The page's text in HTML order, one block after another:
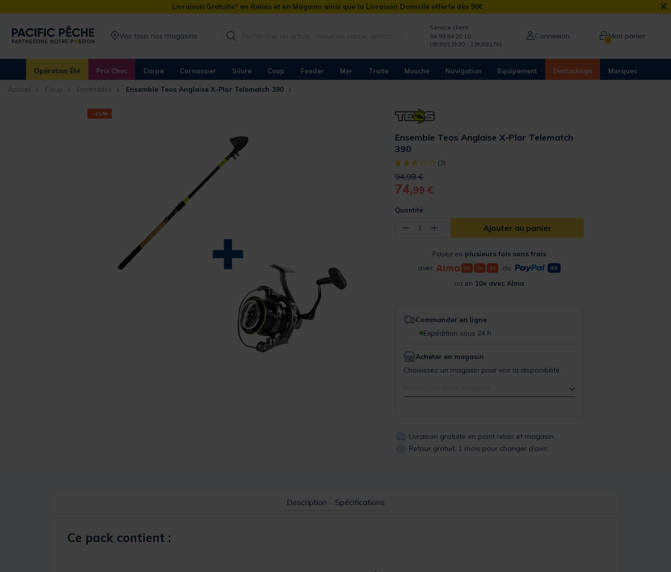
Livraison Gratuite* en Relais et en Magasin ainsi que la Livraison Domicile offerte dès 90€ ×
Voir tous nos magasins
Service client
04 99 64 20 10
(9h30/12h30 - 13h30/17h)
Connexion 0Mon panier
Opération Été Prix Choc Carpe Carnassier Silure Coup Feeder Mer Truite Mouche Navigation Equipement Destockage Marques
Accueil Coup Ensembles Ensemble Teos Anglaise X-Plor Telematch 390
-21%
Ensemble Teos Anglaise X-Plor Telematch
390
[object Object] out of 5 Customer Rating
(3)
Price reduced from
94,98 €to
74,99 €
Quantité
− 1 + Ajouter au panier
Payez en plusieurs fois sans frais
avec
ou
ou en 10x avec Alma
Commander en ligne
Expédition sous 24 h
Acheter en magasin
Choisissez un magasin pour voir la disponibilité
Livraison gratuite en point relais et magasin
Retour gratuit, 1 mois pour changer d’avis
Description Spécifications
Ce pack contient :